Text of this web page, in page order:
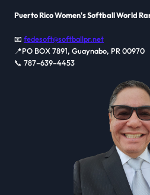
Puerto Rico Women's Softball World
📧 fedesoft@softballpr.net
📍PO BOX 7891, Guaynabo, PR 00970
📞 787–639–4453